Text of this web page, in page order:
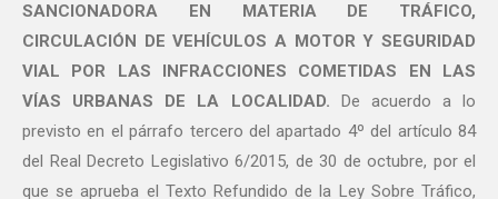
SANCIONADORA EN MATERIA DE TRÁFICO,
CIRCULACIÓN DE VEHÍCULOS A MOTOR Y SEGURIDAD
VIAL POR LAS INFRACCIONES COMETIDAS EN LAS
VÍAS URBANAS DE LA LOCALIDAD. De acuerdo a lo
previsto en el párrafo tercero del apartado 4º del artículo 84
del Real Decreto Legislativo 6/2015, de 30 de octubre, por el
que se aprueba el Texto Refundido de la Ley Sobre Tráfico,